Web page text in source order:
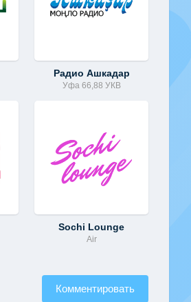
Радио Ашкадар
Уфа 66,88 УКВ
Sochi Lounge
Air
Комментировать